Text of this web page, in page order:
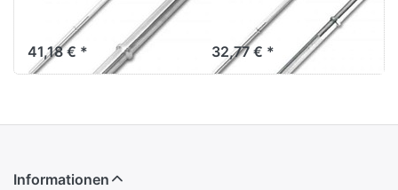
41,18 € *
Wenn Sie Muskelzuwächse
und Kraftleistungen
ernsthaft vorantreiben
möchten, dann gehören
Langhantel-Übungen
zweifelsfrei in Ihr Workout –
32,77 € *
Informationen